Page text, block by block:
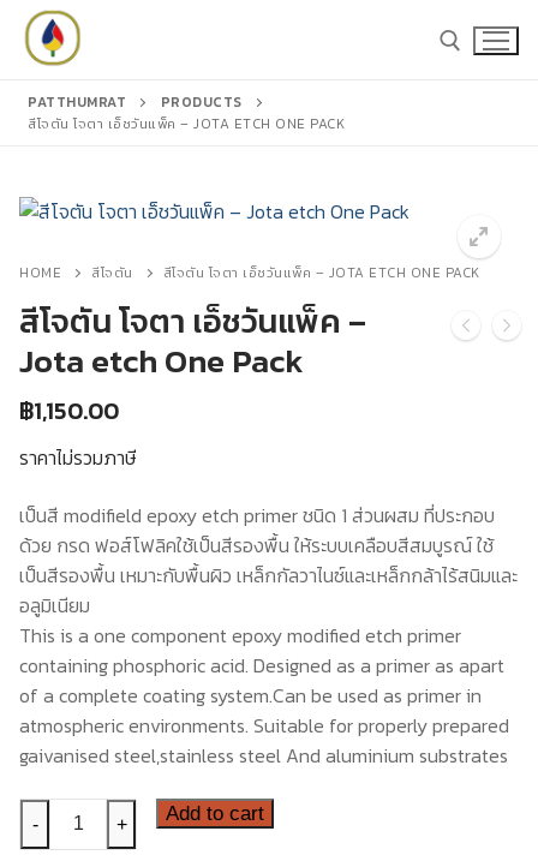
Skip
content
Search
หน้าหลัก
สินค้า
สีชูโกกุ
สีโจตัน
สีอีนเตอร์เนชันแนล
สีทีโอเอ
แคตตาล็อก
บทความ
ติดต่อเรา
PATTHUMRAT
PRODUCTS
สีโจตัน โจตา เอ็ชวันแพ็ค – JOTA ETCH ONE PACK
HOME สีโจตัน สีโจตัน โจตา เอ็ชวันแพ็ค – JOTA ETCH ONE PACK
สีโจตัน โจตา เอ็ชวันแพ็ค –
Jota etch One Pack
฿1,150.00
ราคาไม่รวมภาษี
เป็นสี modifield epoxy etch primer ชนิด 1 ส่วนผสม ที่ประกอบ
ด้วย กรด ฟอส์โฟลิคใช้เป็นสีรองพื้น ให้ระบบเคลือบสีสมบูรณ์ ใช้
เป็นสีรองพื้น เหมาะกับพื้นผิว เหล็กกัลวาไนซ์และเหล็กกล้าไร้สนิมและ
อลูมิเนียม
This is a one component epoxy modified etch primer
containing phosphoric acid. Designed as a primer as apart
of a complete coating system.Can be used as primer in
atmospheric environments. Suitable for properly prepared
gaivanised steel,stainless steel And aluminium substrates
สี
โจ
- + Add to cart